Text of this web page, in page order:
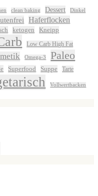
clean baking Dessert
Dinkel
Haferflocken
ketogen Kneipp
Low Carb High Fat
Omega-3 Paleo
Superfood Suppe Tarte
Vollwertbacken